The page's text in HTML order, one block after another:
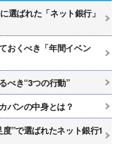
ばれた「ネット銀行」
おくべき「年間イベン
べき“3つの行動”
バンの中身とは？
”で選ばれたネット銀行1